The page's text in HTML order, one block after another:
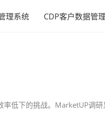
理系统 CDP客户数据管
低下的挑战。MarketUP调